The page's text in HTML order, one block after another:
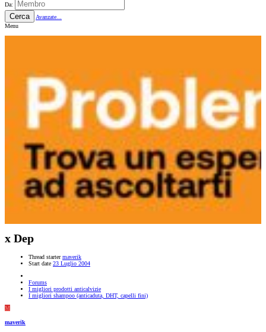
Da:
Cerca
Avanzate...
Menu
x Dep
Thread starter maverik
Start date 23 Luglio 2004
Forums
I migliori prodotti anticalvizie
I migliori shampoo (anticaduta, DHT, capelli fini)
M
maverik